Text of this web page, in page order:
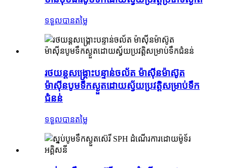
ទទួលបានតម្លៃ
រថយន្តសង្គ្រោះបន្ទាន់ចល័ត ម៉ាស៊ីនម៉ាស៊ូត
ម៉ាស៊ីនបូមទឹកស្ងួតដោយស្វ័យប្រវត្តិសម្រាប់ទឹក
ជំនន់
ទទួលបានតម្លៃ